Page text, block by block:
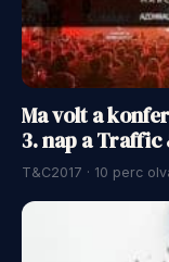
Ma volt a
3. nap a
T&C2017 · 10 perc